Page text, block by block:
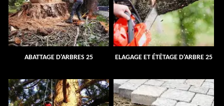
ABATTAGE D'ARBRES 25 ELAGAGE ET ÉTÊTAGE D'ARBRE 25